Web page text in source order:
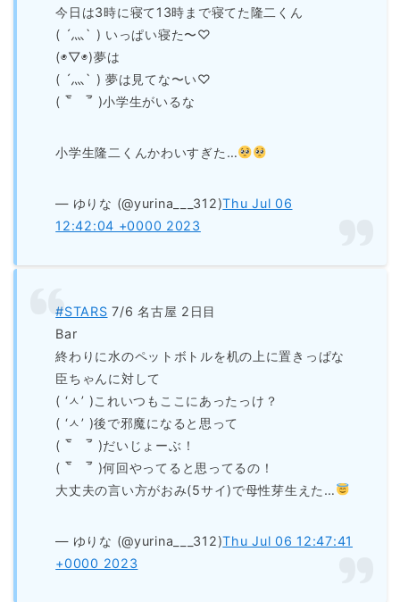
今日は3時に寝て13時まで寝てた隆二くん
( ´灬` ) いっぱい寝た〜♡
(◉▽◉)夢は
( ´灬` ) 夢は見てな〜い♡
( ‾᷅ゝ‾᷄ )小学生がいるな
小学生隆二くんかわいすぎた…
— ゆりな (@yurina___312)Thu Jul 06
12:42:04 +0000 2023
#STARS 7/6 名古屋 2日目
Bar
終わりに水のペットボトルを机の上に置きっぱな
臣ちゃんに対して
( ‘ㅅ’ )これいつもここにあったっけ？
( ‘ㅅ’ )後で邪魔になると思って
( ‾᷅ゝ‾᷄ )だいじょーぶ！
( ‾᷅ゝ‾᷄ )何回やってると思ってるの！
大丈夫の言い方がおみ(5サイ)で母性芽生えた…
— ゆりな (@yurina___312)Thu Jul 06 12:47:41
+0000 2023